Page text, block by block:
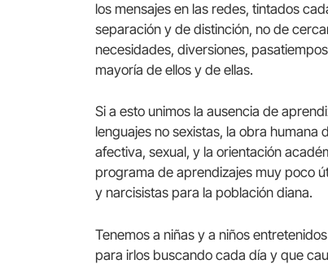
los mensajes en las redes, tintados
separación y de distinción, no de
necesidades, diversiones,
mayoría de ellos y de ellas.
Si a esto unimos la ausencia de
lenguajes no sexistas, la obra humana
afectiva, sexual, y la orientación
programa de aprendizajes muy poco
y narcisistas para la población diana.
Tenemos a niñas y a niños
para irlos buscando cada día y que